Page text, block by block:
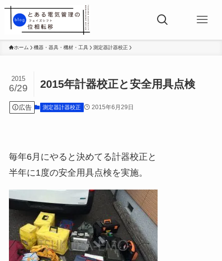
ホーム 機器・器具・機材・工具 測定器計器校正
2015年計器校正と安全用具点検
2015
6/29
広告 測定器計器校正 2015年6月29日
毎年6月にやると決めてる計器校正と
半年に1度の安全用具点検を実施。